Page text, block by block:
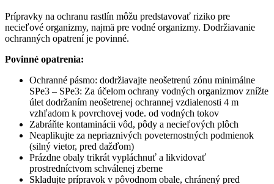
Prípravky na ochranu rastlín môžu predstavovať riziko pre
necieľové organizmy, najmä pre vodné organizmy. Dodržiavanie
ochranných opatrení je povinné.
Povinné opatrenia:
Ochranné pásmo: dodržiavajte neošetrenú zónu minimálne
SPe3 – SPe3: Za účelom ochrany vodných organizmov znížte
úlet dodržaním neošetrenej ochrannej vzdialenosti 4 m
vzhľadom k povrchovej vode. od vodných tokov
Zabráňte kontaminácii vôd, pôdy a necieľových plôch
Neaplikujte za nepriaznivých poveternostných podmienok
(silný vietor, pred dažďom)
Prázdne obaly trikrát vypláchnuť a likvidovať
prostredníctvom schválenej zberne
Skladujte prípravok v pôvodnom obale, chránený pred